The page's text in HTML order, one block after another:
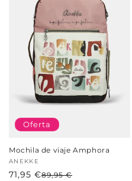
Oferta
Mochila de viaje Amphora
Proveedor:
ANEKKE
89,95 €
71,95 €